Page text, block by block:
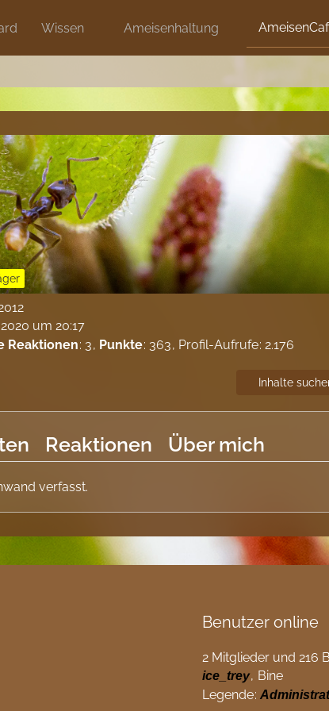
Wissen Ameisenhaltung
um 20:17
Reaktionen 3 Punkte 363 Profil-Aufrufe 2.176
Inhalte
Reaktionen Über mich
verfasst.
Benutzer online
2 Mitglieder und 216
ice_trey
Bine
Legende